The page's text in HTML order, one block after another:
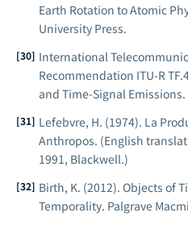
Earth Rotation to Atomic
University Press.
International
Recommendation ITU-R
and Time-Signal Emissions.
Lefebvre, H. (1974). La
Anthropos. (English
1991, Blackwell.)
Birth, K. (2012). Objects of
Temporality. Palgrave